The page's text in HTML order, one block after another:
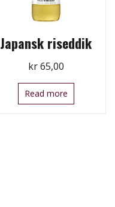
Japansk riseddik
kr65,00
Read more